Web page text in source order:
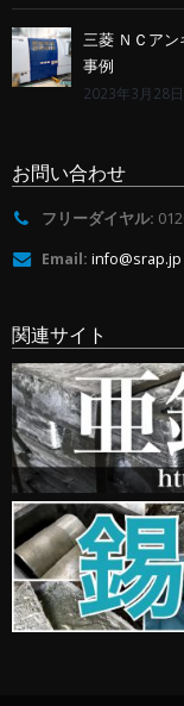
三菱 ＮＣアン
事例
2023年3月28日
お問い合わせ
フリーダイヤル:
Email: info@srap.jp
関連サイト